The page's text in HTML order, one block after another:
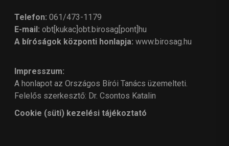
Telefon: 061/473-1179
E-mail: obt[kukac]obt.birosag[pont]hu
A bíróságok központi honlapja: www.birosag.hu
Impresszum:
A honlapot az Országos Bírói Tanács üzemelteti.
Felelős szerkesztő: Dr. Csontos Katalin
Cookie (süti) kezelési tájékoztató